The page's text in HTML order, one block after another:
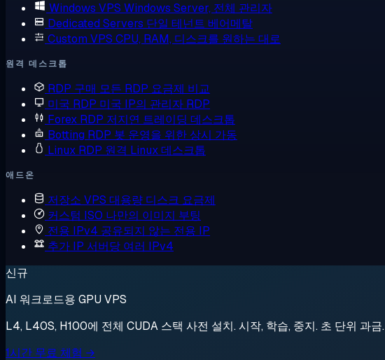
Windows VPS Windows Server, 전체 관리자
Dedicated Servers 단일 테넌트 베어메탈
Custom VPS CPU, RAM, 디스크를 원하는 대로
원격 데스크톱
RDP 구매 모든 RDP 요금제 비교
미국 RDP 미국 IP의 관리자 RDP
Forex RDP 저지연 트레이딩 데스크톱
Botting RDP 봇 운영을 위한 상시 가동
Linux RDP 원격 Linux 데스크톱
애드온
저장소 VPS 대용량 디스크 요금제
커스텀 ISO 나만의 이미지 부팅
전용 IPv4 공유되지 않는 전용 IP
추가 IP 서버당 여러 IPv4
신규
AI 워크로드용 GPU VPS
L4, L40S, H100에 전체 CUDA 스택 사전 설치. 시작, 학습, 중지. 초 단위 과금.
1시간 무료 체험 →